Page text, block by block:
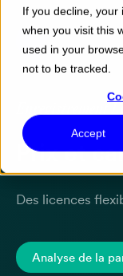
If you decline, your
when you visit this
used in your
not to be tracked.
Accept
Prix et
Des licences
Analyse de la